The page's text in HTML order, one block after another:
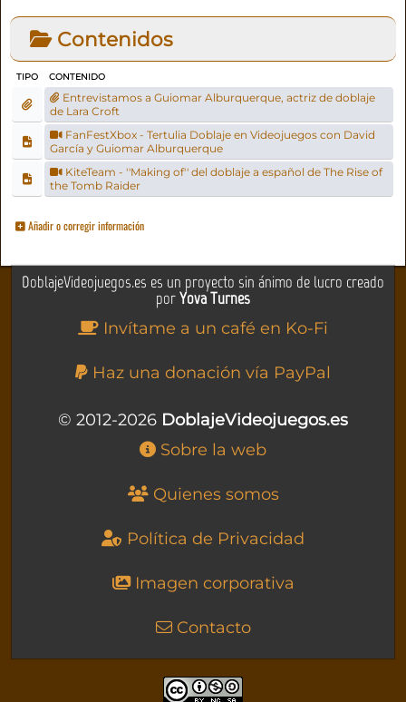
Contenidos
TIPO CONTENIDO
Entrevistamos a Guiomar Alburquerque, actriz de doblaje
de Lara Croft
FanFestXbox - Tertulia Doblaje en Videojuegos con David
García y Guiomar Alburquerque
KiteTeam - ''Making of'' del doblaje a español de The Rise of
the Tomb Raider
Añadir o corregir información
DoblajeVideojuegos.es es un proyecto sin ánimo de lucro creado
porYova Turnes
Invítame a un café en Ko-Fi
Haz una donación vía PayPal
© 2012-2026 DoblajeVideojuegos.es
Sobre la web
Quienes somos
Política de Privacidad
Imagen corporativa
Contacto